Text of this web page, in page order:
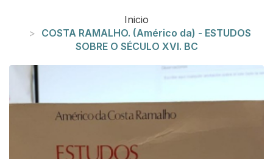
Inicio
COSTA RAMALHO. (Américo da) - ESTUDOS
SOBRE O SÉCULO XVI. BC